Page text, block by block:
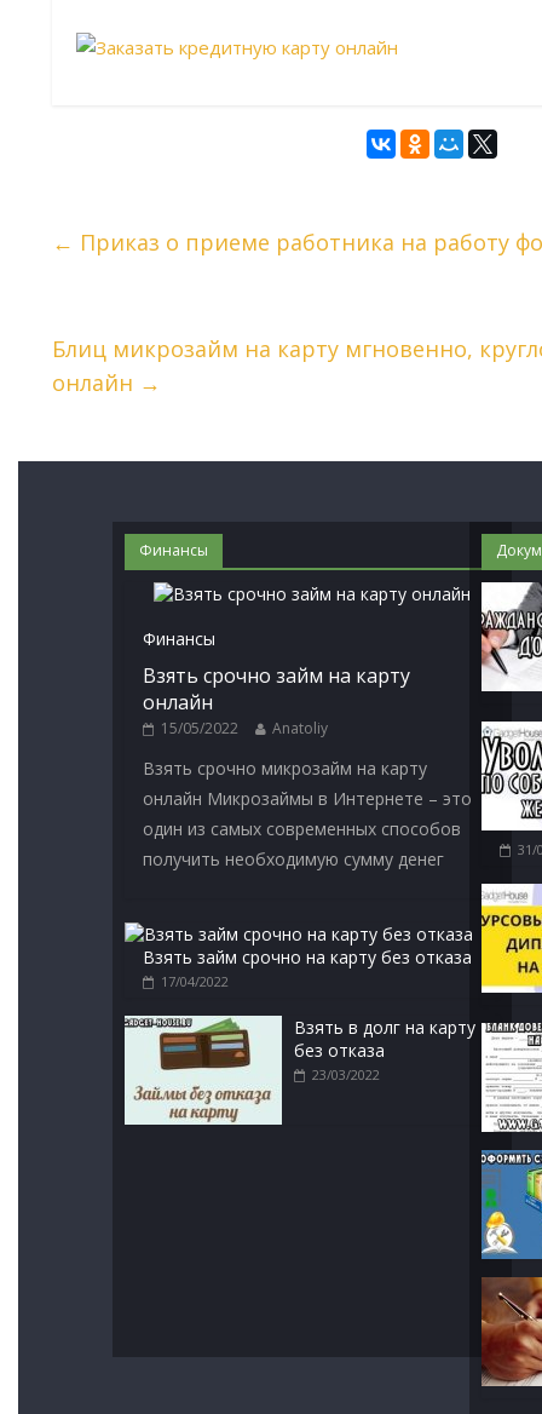
← Приказ о приеме работника на работу
Блиц микрозайм на карту мгновенно,
онлайн →
Финансы
Финансы
Взять срочно займ на карту
онлайн
15/05/2022 Anatoliy
Взять срочно микрозайм на карту
онлайн Микрозаймы в Интернете – это
один из самых современных способов
получить необходимую сумму денег
Взять займ срочно на карту без отказа
17/04/2022
Взять в долг на карту
без отказа
23/03/2022
31/